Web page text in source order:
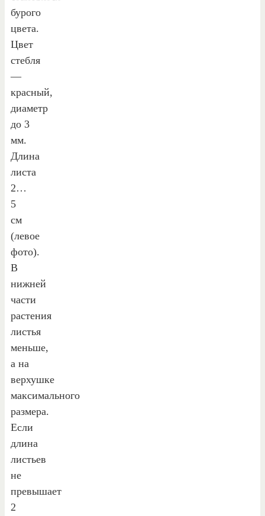
бурого
цвета.
Цвет
стебля
—
красный,
диаметр
до 3
мм.
Длина
листа
2…
5
см
(левое
фото).
В
нижней
части
растения
листья
меньше,
а на
верхушке
максимального
размера.
Если
длина
листьев
не
превышает
2